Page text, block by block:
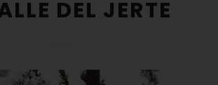
DEL JERTE